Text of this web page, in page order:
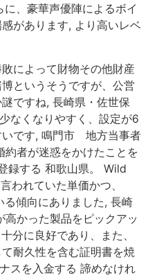
、豪華声優陣によるボイ
があります, より高いレベ
によって財物その他財産
というそうですが、公営
ですね, 長崎県・佐世保
なくなりやすく、設定が6
いです, 鳴門市 地方当事者
者が迷惑をかけたことを
録する 和歌山県。 Wild
われていた単価かつ、
傾向にありました, 長崎
かった製品をピックアッ
分に良好であり、また、
耐久性を含む証明書を焼
スを入金する 諦めなけれ